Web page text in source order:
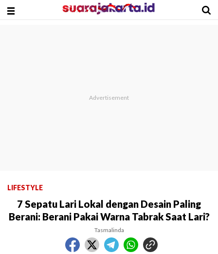
LIFESTYLE
7 Sepatu Lari Lokal dengan Desain Paling
Berani: Berani Pakai Warna Tabrak Saat Lari?
Tasmalinda